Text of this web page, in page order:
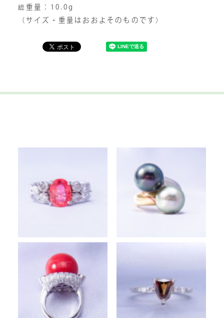
総重量：10.0g
（サイズ・重量はおおよそのものです）